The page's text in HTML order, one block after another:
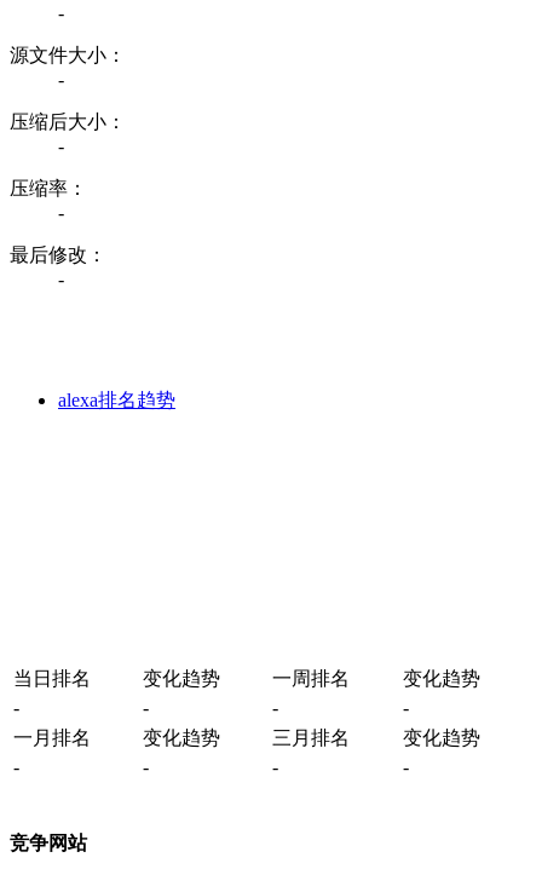
-
源文件大小：
-
压缩后大小：
-
压缩率：
-
最后修改：
-
alexa排名趋势
当日排名 变化趋势 一周排名
变化趋势
-
- -
-
一月排名
变化趋势 三月排名
变化趋势
-
- - -
竞争网站